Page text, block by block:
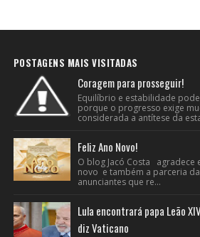
POSTAGENS MAIS VISITADAS
Coragem para prosseguir!
Equilíbrio e estabilidade
porque o progresso exige
considerada a antítese da
Feliz Ano Novo!
O blog Jacó Costa agradece
novo e também a parceria
anunciantes que re...
Lula encontrará papa Leão
diz Vaticano